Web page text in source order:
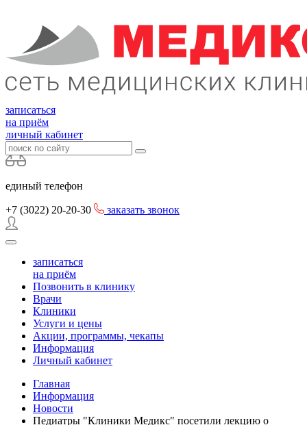
записаться
на приём
личный кабинет
единый телефон
+7 (3022) 20-20-30 заказать звонок
записаться
на приём
Позвонить в клинику
Врачи
Клиники
Услуги и цены
Акции, программы, чекапы
Информация
Личный кабинет
Главная
Информация
Новости
Педиатры "Клиники Медикс" посетили лекцию о